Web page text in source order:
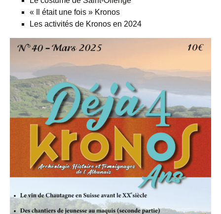
« Il était une fois » Kronos
Les activités de Kronos en 2024